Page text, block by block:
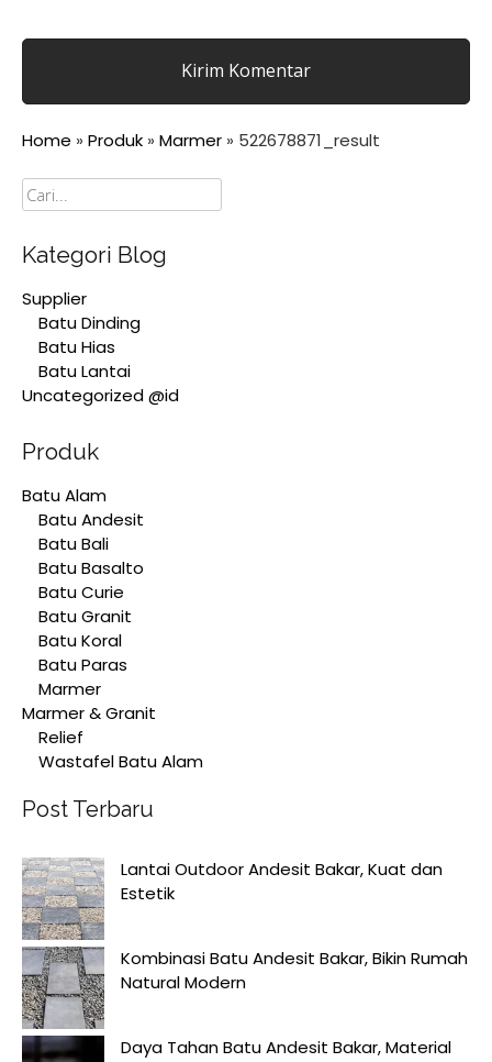
Home » Produk » Marmer » 522678871_result
Cari
Kategori Blog
Supplier
Batu Dinding
Batu Hias
Batu Lantai
Uncategorized @id
Produk
Batu Alam
Batu Andesit
Batu Bali
Batu Basalto
Batu Curie
Batu Granit
Batu Koral
Batu Paras
Marmer
Marmer & Granit
Relief
Wastafel Batu Alam
Post Terbaru
Lantai Outdoor Andesit Bakar, Kuat dan
Estetik
Kombinasi Batu Andesit Bakar, Bikin Rumah
Natural Modern
Daya Tahan Batu Andesit Bakar, Material